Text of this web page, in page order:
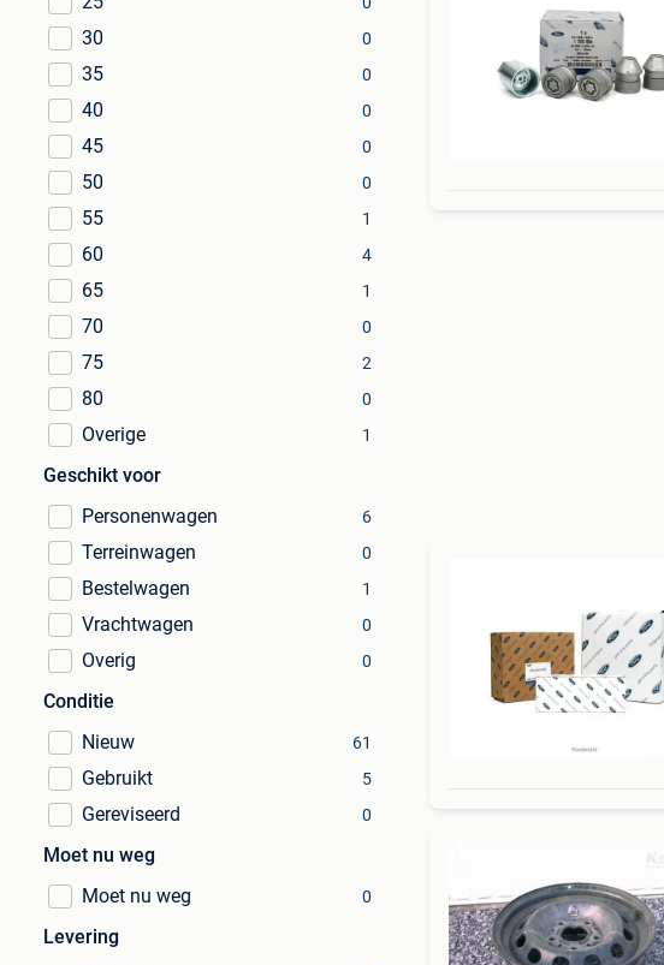
30 0
35 0
40 0
45 0
50 0
55 1
60 4
65 1
70 0
75 2
80 0
Overige 1
Geschikt voor
Personenwagen
6
Terreinwagen 0
Bestelwagen 1
Vrachtwagen 0
Overig 0
Conditie
Nieuw
61
Gebruikt 5
Gereviseerd 0
Moet nu weg
Moet nu weg
0
Levering